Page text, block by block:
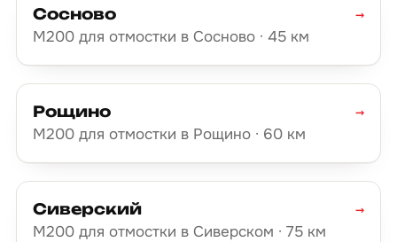
Сосново
М200 для отмостки в Сосново · 45 км
→
Рощино
М200 для отмостки в Рощино · 60 км
→
Сиверский
М200 для отмостки в Сиверском · 75 км
→